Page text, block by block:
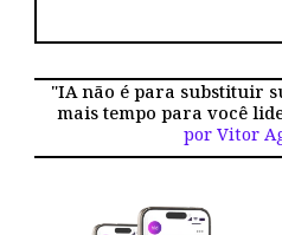
"IA não é para substituir
mais tempo para você
por Vitor